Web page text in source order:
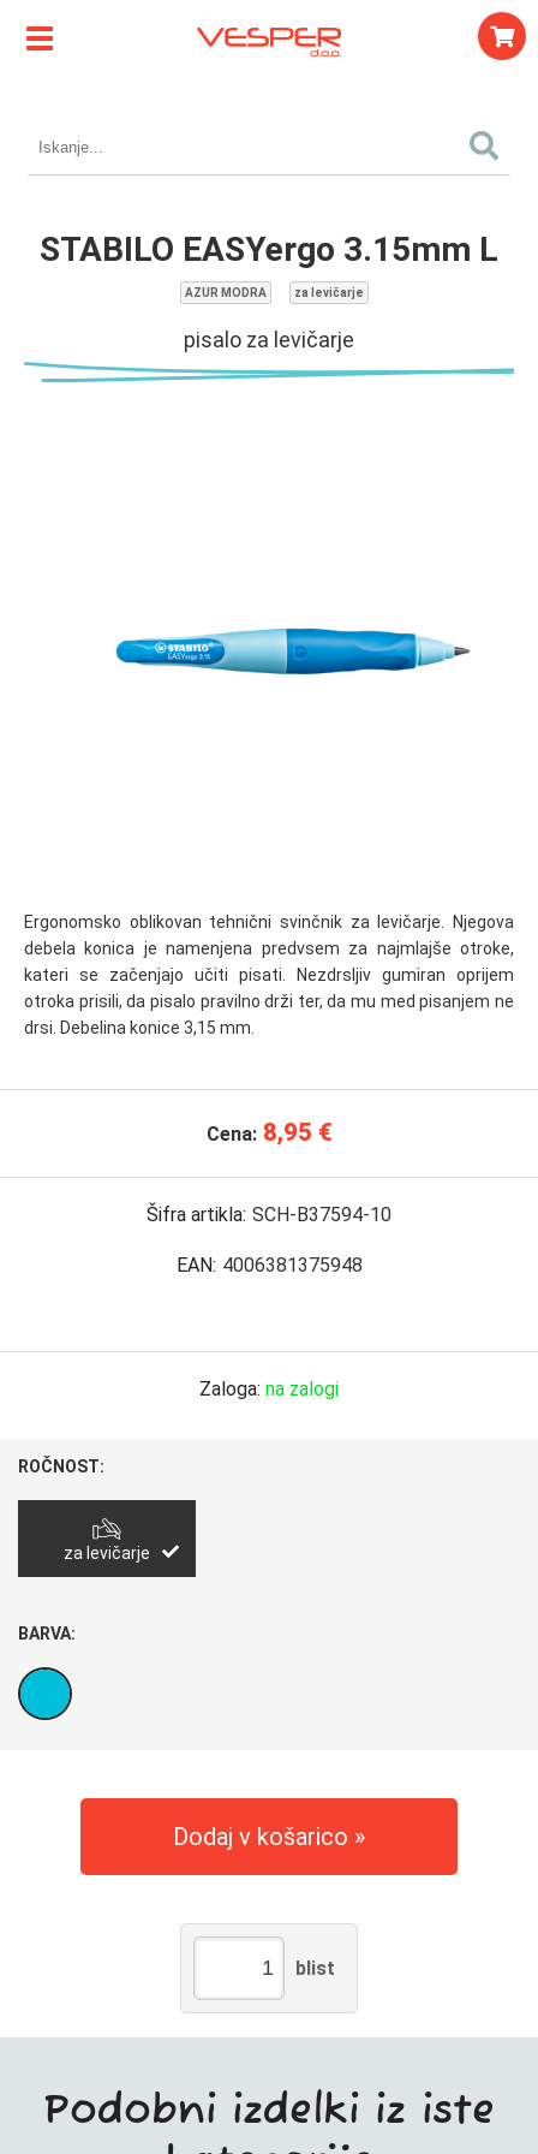
STABILO EASYergo 3.15mm L
AZUR MODRA za levičarje
pisalo za levičarje
Ergonomsko oblikovan tehnični svinčnik za levičarje. Njegova
debela konica je namenjena predvsem za najmlajše otroke,
kateri se začenjajo učiti pisati. Nezdrsljiv gumiran oprijem
otroka prisili, da pisalo pravilno drži ter, da mu med pisanjem ne
drsi. Debelina konice 3,15 mm.
Cena: 8,95 €
Šifra artikla: SCH-B37594-10
EAN: 4006381375948
Zaloga: na zalogi
ROČNOST:
za levičarje
BARVA:
Dodaj v košarico
blist
Podobni izdelki iz iste